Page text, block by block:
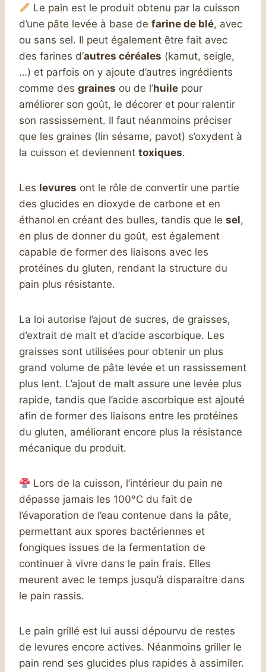
Le pain est le produit obtenu par la cuisson
d’une pâte levée à base de farine de blé, avec
ou sans sel. Il peut également être fait avec
des farines d’autres céréales (kamut, seigle,
…) et parfois on y ajoute d’autres ingrédients
comme des graines ou de l’huile pour
améliorer son goût, le décorer et pour ralentir
son rassissement. Il faut néanmoins préciser
que les graines (lin sésame, pavot) s’oxydent à
la cuisson et deviennent toxiques.
Les levures ont le rôle de convertir une partie
des glucides en dioxyde de carbone et en
éthanol en créant des bulles, tandis que le sel,
en plus de donner du goût, est également
capable de former des liaisons avec les
protéines du gluten, rendant la structure du
pain plus résistante.
La loi autorise l’ajout de sucres, de graisses,
d’extrait de malt et d’acide ascorbique. Les
graisses sont utilisées pour obtenir un plus
grand volume de pâte levée et un rassissement
plus lent. L’ajout de malt assure une levée plus
rapide, tandis que l’acide ascorbique est ajouté
afin de former des liaisons entre les protéines
du gluten, améliorant encore plus la résistance
mécanique du produit.
Lors de la cuisson, l’intérieur du pain ne
dépasse jamais les 100°C du fait de
l’évaporation de l’eau contenue dans la pâte,
permettant aux spores bactériennes et
fongiques issues de la fermentation de
continuer à vivre dans le pain frais. Elles
meurent avec le temps jusqu’à disparaitre dans
le pain rassis.
Le pain grillé est lui aussi dépourvu de restes
de levures encore actives. Néanmoins griller le
pain rend ses glucides plus rapides à assimiler.